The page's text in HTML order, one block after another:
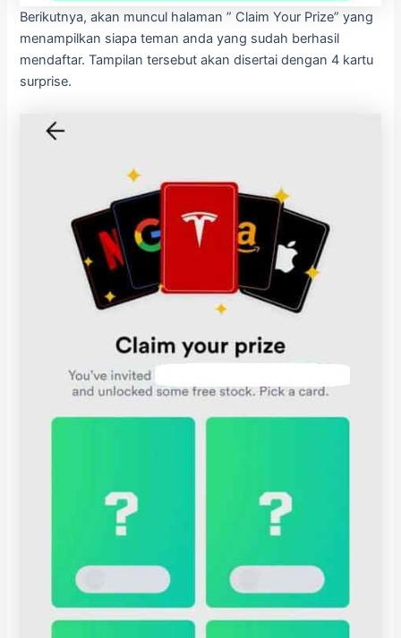
Berikutnya, akan muncul halaman ” Claim Your Prize” yang
menampilkan siapa teman anda yang sudah berhasil
mendaftar. Tampilan tersebut akan disertai dengan 4 kartu
surprise.